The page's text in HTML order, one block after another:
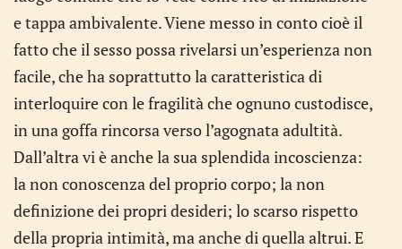
e tappa ambivalente. Viene messo in conto cioè il
fatto che il sesso possa rivelarsi un’esperienza non
facile, che ha soprattutto la caratteristica di
interloquire con le fragilità che ognuno custodisce,
in una goffa rincorsa verso l’agognata adultità.
Dall’altra vi è anche la sua splendida incoscienza:
la non conoscenza del proprio corpo; la non
definizione dei propri desideri; lo scarso rispetto
della propria intimità, ma anche di quella altrui. E